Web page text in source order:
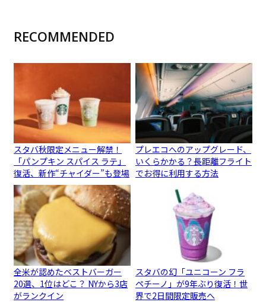
RECOMMENDED
スタバ秋限定メニュー解禁！
「パンプキン スパイス ラテ」
復活、新作“チャイダー”も登場
プレエコへのアップグレード、
いくらかかる？長距離フライト
でお得に利用する方法
全米が認めたベストバーガー
20選、1位はどこ？ NYから3店
がランクイン
スタバの幻「ユニコーン フラ
ペチーノ」が9年ぶり復活！世
界で2日間限定販売へ